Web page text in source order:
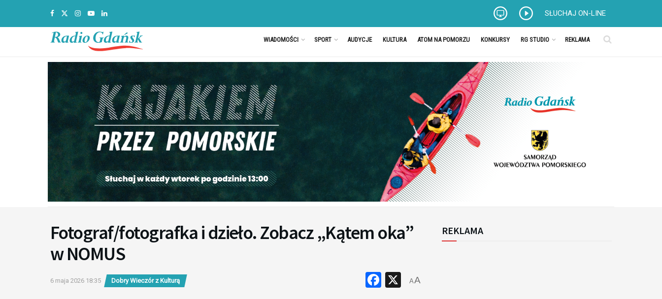
SŁUCHAJ ON-LINE
WIADOMOŚCI SPORT AUDYCJE KULTURA ATOM NA POMORZU KONKURSY RG STUDIO REKLAMA
Fotograf/fotografka i dzieło. Zobacz „Kątem oka”
w NOMUS
6 maja 2026 18:35 Dobry Wieczór z Kulturą Facebook
X
AA
REKLAMA